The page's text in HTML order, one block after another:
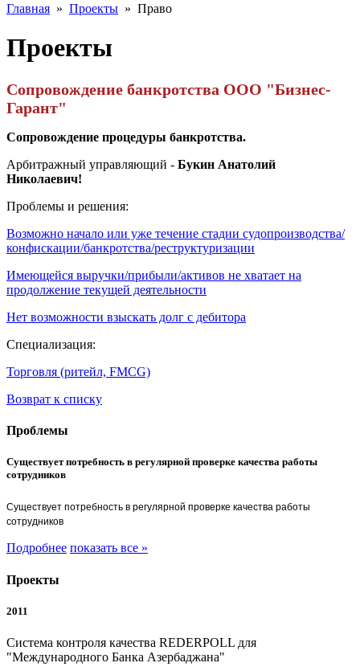
Главная » Проекты » Право
Проекты
Сопровождение банкротства ООО "Бизнес-
Гарант"
Сопровождение процедуры банкротства.
Арбитражный управляющий - Букин Анатолий
Николаевич!
Проблемы и решения:
Возможно начало или уже течение стадии судопроизводства/
конфискации/банкротства/реструктуризации
Имеющейся выручки/прибыли/активов не хватает на
продолжение текущей деятельности
Нет возможности взыскать долг с дебитора
Специализация:
Торговля (ритейл, FMCG)
Возврат к списку
Проблемы
Существует потребность в регулярной проверке качества работы
сотрудников
Существует потребность в регулярной проверке качества работы
сотрудников
Подробнее показать все »
Проекты
2011
Система контроля качества REDERPOLL для
"Международного Банка Азербаджана"